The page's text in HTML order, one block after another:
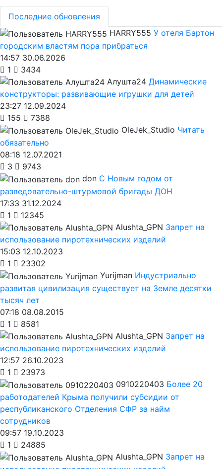
Последние обновления
HARRY555 У отеля Бартон
городским властям пора прибраться
14:57 30.06.2026
1
3434
Алушта24 Динамические
конструкторы: развивающие игрушки для детей
23:27 12.09.2024
155
7388
OleJek_Studio Читать
обязательно
08:18 12.07.2021
3
9743
don С Новым годом от
разведовательно-штурмовой бригады ДОН
17:33 31.12.2024
1
12345
Alushta_GPN Запрет на
использование пиротехнических изделий
15:03 12.10.2023
1
23302
Yurijman Индустриально
развитая цивилизация существует на Земле десятки
тысяч лет
07:18 08.08.2015
1
8581
Alushta_GPN Запрет на
использование пиротехнических изделий
12:57 26.10.2023
1
23973
0910220403 Более 20
работодателей Крыма получили субсидии от
республиканского Отделения СФР за найм
сотрудников
09:57 19.10.2023
1
24885
Alushta_GPN Запрет на